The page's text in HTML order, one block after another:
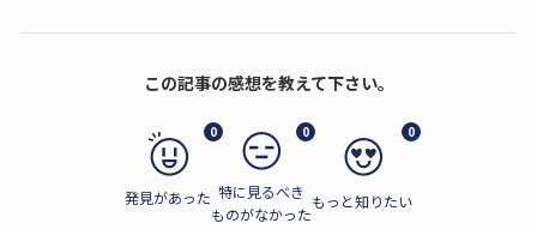
この記事の感想を教えて下さい。
0
発見があった
0
特に見るべき
ものがなかった
0
もっと知りたい